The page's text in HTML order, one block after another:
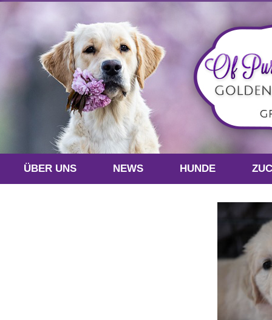
ÜBER UNS NEWS HUNDE